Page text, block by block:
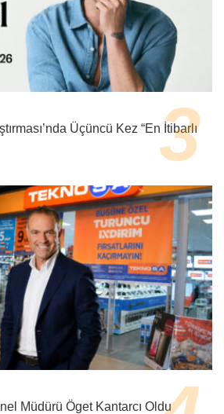
Üçüncü Kez “En İtibarlı
Müdürü Öget Kantarcı Oldu